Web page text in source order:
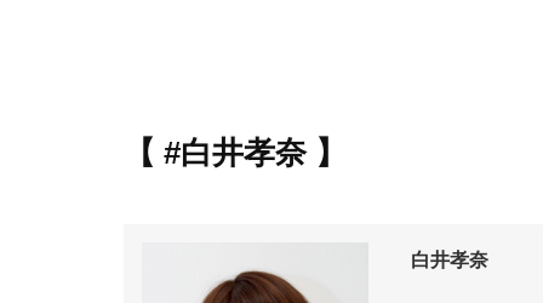
【 #白井孝奈 】
白井孝奈